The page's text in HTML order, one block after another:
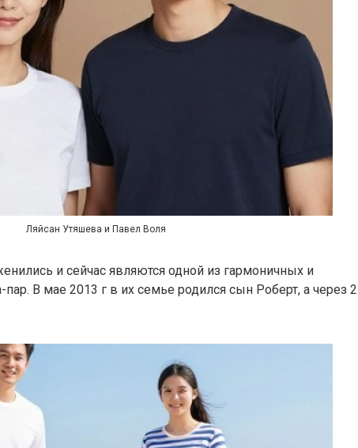
Ляйсан Утяшева и Павел Воля
и сейчас являются одной из гармоничных и
В мае 2013 г в их семье родился сын Роберт, а через 2